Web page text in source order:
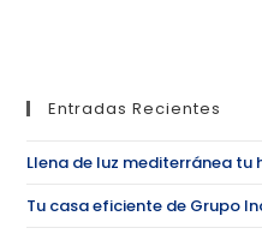
Entradas Recientes
Llena de luz mediterránea tu
Tu casa eficiente de Grupo